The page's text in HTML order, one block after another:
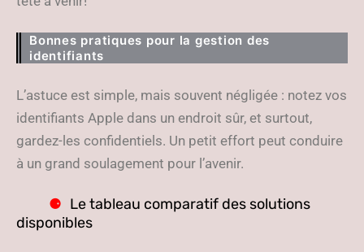
Bonnes pratiques pour la gestion des
identifiants
L’astuce est simple, mais souvent négligée : notez vos
identifiants Apple dans un endroit sûr, et surtout,
gardez-les confidentiels. Un petit effort peut conduire
à un grand soulagement pour l’avenir.
Le tableau comparatif des solutions
disponibles